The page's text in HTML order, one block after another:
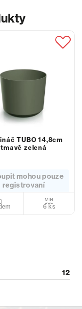
TUBO 14,8cm
tmavě zelená
mohou pouze
registrovaní
6 ks
12